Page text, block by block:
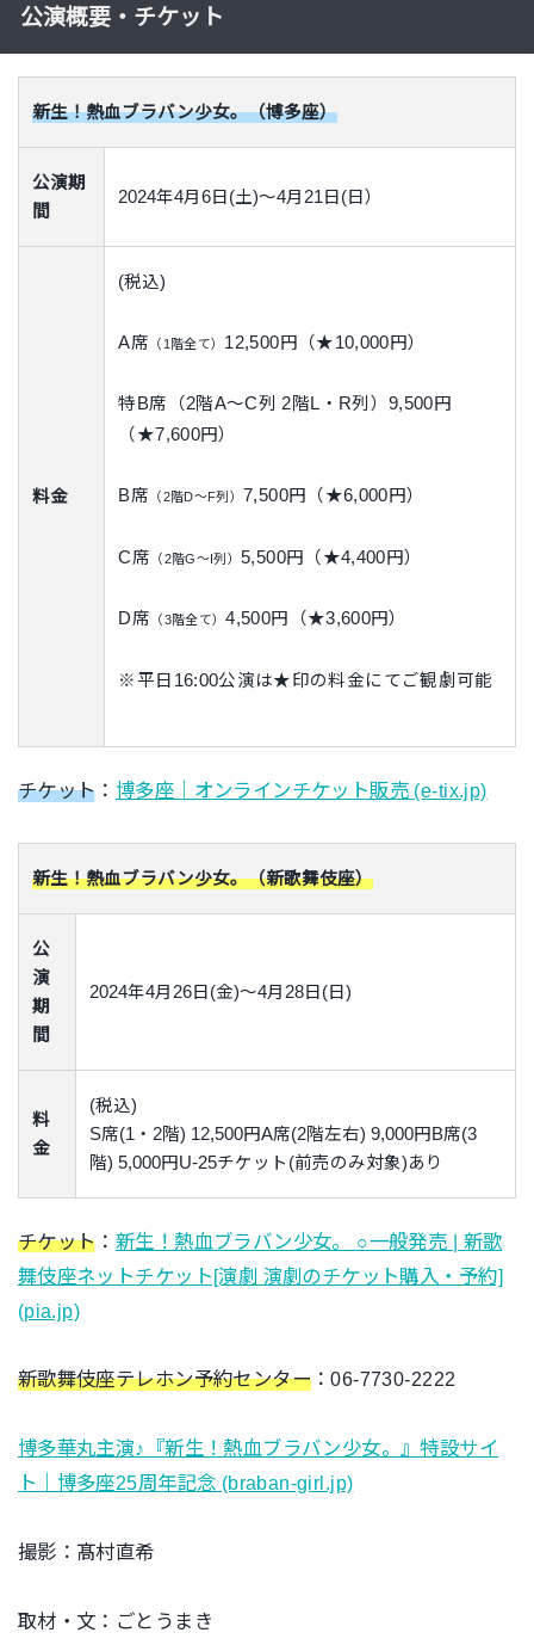
公演概要・チケット
新生！熱血ブラバン少女。（博多座）
公演期
間
2024年4月6日(土)～4月21日(日）
料金
(税込)
A席 （1階全て） 12,500円（★10,000円）
特B席 （2階A〜C列 2階L・R列） 9,500円
（★7,600円）
B席 （2階D〜F列） 7,500円（★6,000円）
C席 （2階G〜I列）5,500円（★4,400円）
D席 （3階全て）4,500円（★3,600円）
※平日16:00公演は★印の料金にてご観劇可能
チケット ： 博多座｜オンラインチケット販売 (e-tix.jp)
新生！熱血ブラバン少女。（新歌舞伎座）
公
演
期
間
2024年4月26日(金)～4月28日(日)
料
金
(税込)
S席(1・2階) 12,500円A席(2階左右) 9,000円B席(3
階) 5,000円U-25チケット(前売のみ対象)あり
チケット ： 新生！熱血ブラバン少女。 ○一般発売 | 新歌
舞伎座ネットチケット[演劇 演劇のチケット購入・予約]
(pia.jp)
新歌舞伎座テレホン予約センター ：06-7730-2222
博多華丸主演♪『新生！熱血ブラバン少女。』特設サイ
ト｜博多座25周年記念 (braban-girl.jp)
撮影：髙村直希
取材・文：ごとうまき